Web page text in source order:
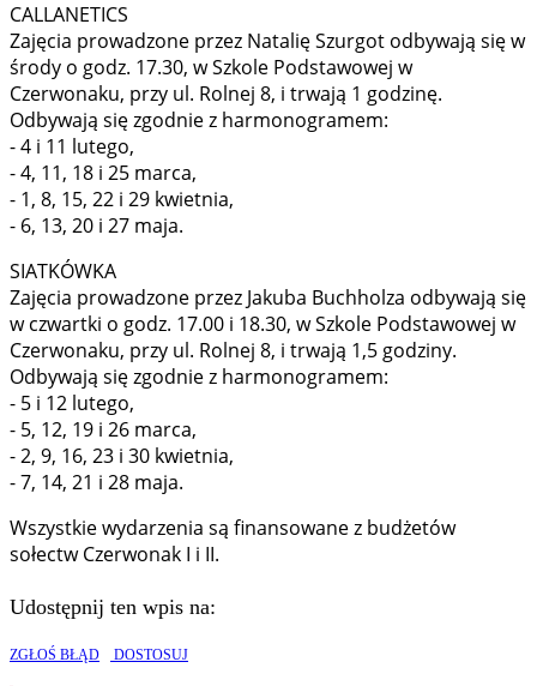
CALLANETICS
Zajęcia prowadzone przez Natalię Szurgot odbywają się w
środy o godz. 17.30, w Szkole Podstawowej w
Czerwonaku, przy ul. Rolnej 8, i trwają 1 godzinę.
Odbywają się zgodnie z harmonogramem:
- 4 i 11 lutego,
- 4, 11, 18 i 25 marca,
- 1, 8, 15, 22 i 29 kwietnia,
- 6, 13, 20 i 27 maja.
SIATKÓWKA
Zajęcia prowadzone przez Jakuba Buchholza odbywają się
w czwartki o godz. 17.00 i 18.30, w Szkole Podstawowej w
Czerwonaku, przy ul. Rolnej 8, i trwają 1,5 godziny.
Odbywają się zgodnie z harmonogramem:
- 5 i 12 lutego,
- 5, 12, 19 i 26 marca,
- 2, 9, 16, 23 i 30 kwietnia,
- 7, 14, 21 i 28 maja.
Wszystkie wydarzenia są finansowane z budżetów
sołectw Czerwonak I i II.
Udostępnij ten wpis na:
ZGŁOŚ BŁĄD DOSTOSUJ